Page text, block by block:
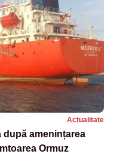
Actualitate
după amenințarea
Ormuz